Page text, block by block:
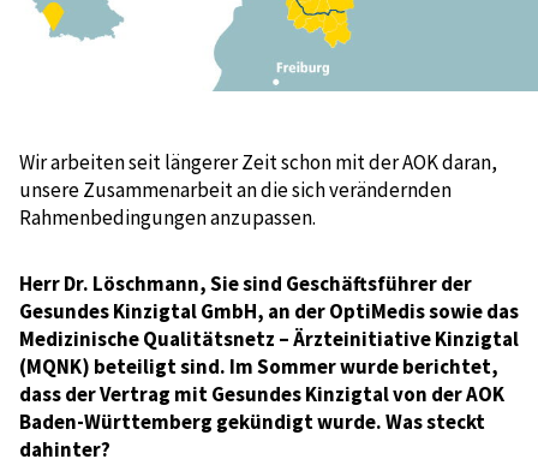
Wir arbeiten seit längerer Zeit schon mit der AOK daran,
unsere Zusammenarbeit an die sich verändernden
Rahmenbedingungen anzupassen.
Herr Dr. Löschmann, Sie sind Geschäftsführer der
Gesundes Kinzigtal GmbH, an der OptiMedis sowie das
Medizinische Qualitätsnetz – Ärzteinitiative Kinzigtal
(MQNK) beteiligt sind. Im Sommer wurde berichtet,
dass der Vertrag mit Gesundes Kinzigtal von der AOK
Baden-Württemberg gekündigt wurde. Was steckt
dahinter?